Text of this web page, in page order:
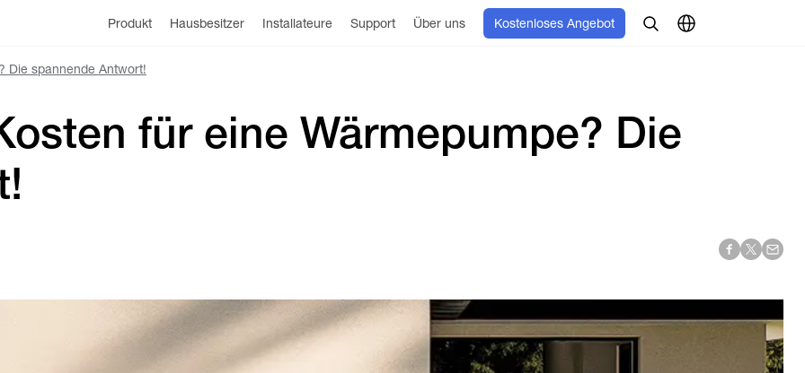
Produkt Hausbesitzer Installateure Support Über uns Kostenloses Angebot
Die spannende Antwort!
für eine Wärmepumpe? Die